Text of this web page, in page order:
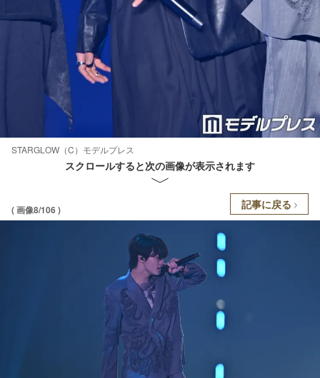
STARGLOW（C）モデルプレス
スクロールすると次の画像が表示されます
( 画像8/106 ) 記事に戻る